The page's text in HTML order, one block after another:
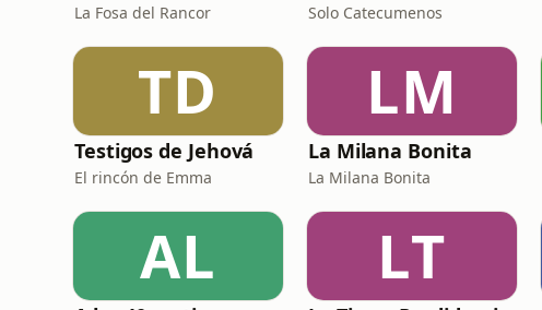
La Fosa del Rancor Solo Catecumenos
TD
Testigos de Jehová
El rincón de Emma
LM
La Milana Bonita
La Milana Bonita
AL LT